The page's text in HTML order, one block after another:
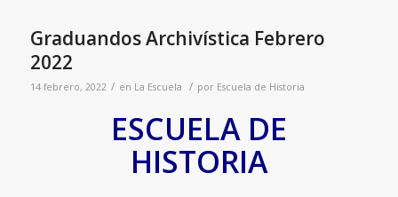
Graduandos Archivística Febrero
2022
14 febrero, 2022 / en La Escuela / por Escuela de Historia
ESCUELA DE
HISTORIA